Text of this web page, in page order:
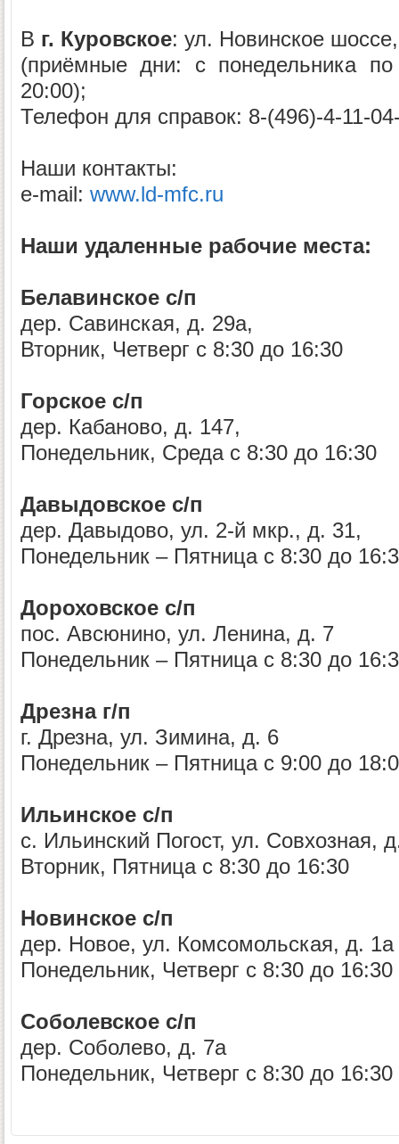
В г. Куровское: ул. Новинское
(приёмные дни: с понедельника
20:00);
Телефон для справок: 8-(496)-4-11-
Наши контакты:
e-mail: www.ld-mfc.ru
Наши удаленные рабочие места:
Белавинское с/п
дер. Савинская, д. 29а,
Вторник, Четверг с 8:30 до 16:30
Горское с/п
дер. Кабаново, д. 147,
Понедельник, Среда с 8:30 до 16:30
Давыдовское с/п
дер. Давыдово, ул. 2-й мкр., д. 31,
Понедельник – Пятница с 8:30 до
Дороховское с/п
пос. Авсюнино, ул. Ленина, д. 7
Понедельник – Пятница с 8:30 до
Дрезна г/п
г. Дрезна, ул. Зимина, д. 6
Понедельник – Пятница с 9:00 до
Ильинское с/п
с. Ильинский Погост, ул. Совхозная,
Вторник, Пятница с 8:30 до 16:30
Новинское с/п
дер. Новое, ул. Комсомольская, д. 1а
Понедельник, Четверг с 8:30 до 16:30
Соболевское с/п
дер. Соболево, д. 7а
Понедельник, Четверг с 8:30 до 16:30